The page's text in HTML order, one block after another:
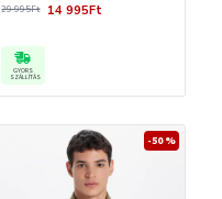
14 995Ft
29 995Ft
GYORS
SZÁLLÍTÁS
-50 %